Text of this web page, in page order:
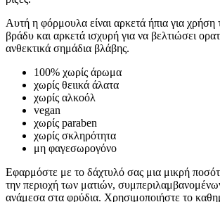
Αυτή η φόρμουλα είναι αρκετά ήπια για χρήση
βράδυ και αρκετά ισχυρή για να βελτιώσει
ανθεκτικά σημάδια βλάβης.
100% χωρίς άρωμα
χωρίς θειικά άλατα
χωρίς αλκοόλ
vegan
χωρίς paraben
χωρίς σκληρότητα
μη φαγεσωρογόνο
Εφαρμόστε με το δάχτυλό σας μια μικρή
την περιοχή των ματιών,
ανάμεσα στα φρύδια. Χρησιμοποιήστε το